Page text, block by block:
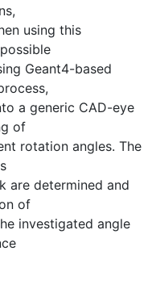
using this
Geant4-based
a generic CAD-eye
of
rotation angles. The
are determined and
of
investigated angle